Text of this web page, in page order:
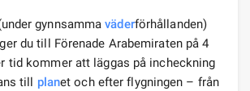
gynnsammaväderförhållanden)
du till Förenade Arabemiraten på 4
tid kommer att läggas på incheckning
till planet och efter flygningen – från